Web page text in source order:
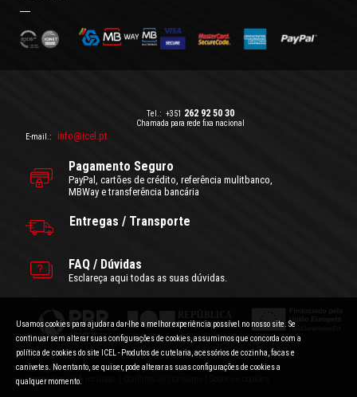
Tel.: +351 262 92 50 30
Chamada para rede fixa nacional
E-mail.:
info@icel.pt
Pagamento Seguro
PayPal, cartões de crédito, referência mulitbanco,
MBWay e transferência bancária
Entregas / Transporte
FAQ / Dúvidas
Esclareça aqui todas as suas dúvidas.
Condições Gerais de Utilização |Politica de Privacidade
Preços com IVA incluído.
Usamos cookies para ajudar a dar-lhe a melhor experiência possível no nosso site. Se
continuar sem alterar suas configurações de cookies, assumimos que concorda com a
política de cookies do site ICEL - Produtos de cutelaria, acessórios de cozinha, facas e
canivetes. No entanto, se quiser, pode alterar as suas configurações de cookies a
qualquer momento.